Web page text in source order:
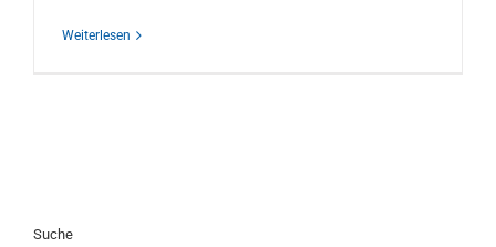
Weiterlesen
Suche